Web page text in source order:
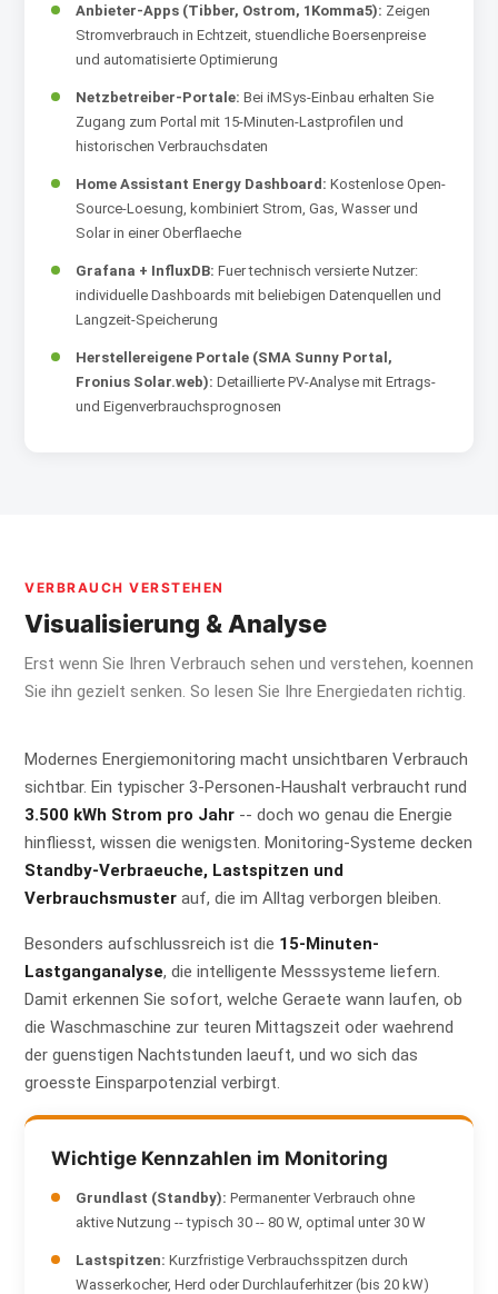
Anbieter-Apps (Tibber, Ostrom, 1Komma5): Zeigen
Stromverbrauch in Echtzeit, stuendliche Boersenpreise
und automatisierte Optimierung
Netzbetreiber-Portale: Bei iMSys-Einbau erhalten Sie
Zugang zum Portal mit 15-Minuten-Lastprofilen und
historischen Verbrauchsdaten
Home Assistant Energy Dashboard: Kostenlose Open-
Source-Loesung, kombiniert Strom, Gas, Wasser und
Solar in einer Oberflaeche
Grafana + InfluxDB: Fuer technisch versierte Nutzer:
individuelle Dashboards mit beliebigen Datenquellen und
Langzeit-Speicherung
Herstellereigene Portale (SMA Sunny Portal,
Fronius Solar.web): Detaillierte PV-Analyse mit Ertrags-
und Eigenverbrauchsprognosen
VERBRAUCH VERSTEHEN
Visualisierung & Analyse
Erst wenn Sie Ihren Verbrauch sehen und verstehen, koennen
Sie ihn gezielt senken. So lesen Sie Ihre Energiedaten richtig.
Modernes Energiemonitoring macht unsichtbaren Verbrauch
sichtbar. Ein typischer 3-Personen-Haushalt verbraucht rund
3.500 kWh Strom pro Jahr -- doch wo genau die Energie
hinfliesst, wissen die wenigsten. Monitoring-Systeme decken
Standby-Verbraeuche, Lastspitzen und
Verbrauchsmuster auf, die im Alltag verborgen bleiben.
Besonders aufschlussreich ist die 15-Minuten-
Lastganganalyse, die intelligente Messsysteme liefern.
Damit erkennen Sie sofort, welche Geraete wann laufen, ob
die Waschmaschine zur teuren Mittagszeit oder waehrend
der guenstigen Nachtstunden laeuft, und wo sich das
groesste Einsparpotenzial verbirgt.
Wichtige Kennzahlen im Monitoring
Grundlast (Standby): Permanenter Verbrauch ohne
aktive Nutzung -- typisch 30 -- 80 W, optimal unter 30 W
Lastspitzen: Kurzfristige Verbrauchsspitzen durch
Wasserkocher, Herd oder Durchlauferhitzer (bis 20 kW)